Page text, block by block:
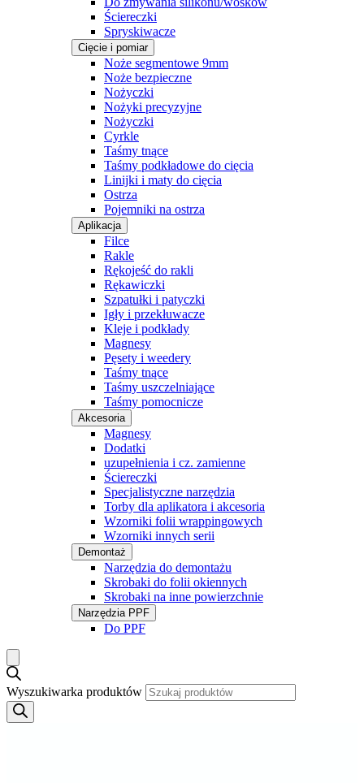
Ściereczki
Spryskiwacze
Cięcie i pomiar
Noże segmentowe 9mm
Noże bezpieczne
Nożyczki
Nożyki precyzyjne
Nożyczki
Cyrkle
Taśmy tnące
Taśmy podkładowe do cięcia
Linijki i maty do cięcia
Ostrza
Pojemniki na ostrza
Aplikacja
Filce
Rakle
Rękojeść do rakli
Rękawiczki
Szpatułki i patyczki
Igły i przekłuwacze
Kleje i podkłady
Magnesy
Pęsety i weedery
Taśmy tnące
Taśmy uszczelniające
Taśmy pomocnicze
Akcesoria
Magnesy
Dodatki
uzupełnienia i cz. zamienne
Ściereczki
Specjalistyczne narzędzia
Torby dla aplikatora i akcesoria
Wzorniki folii wrappingowych
Wzorniki innych serii
Demontaż
Narzędzia do demontażu
Skrobaki do folii okiennych
Skrobaki na inne powierzchnie
Narzędzia PPF
Do PPF
Wyszukiwarka produktów